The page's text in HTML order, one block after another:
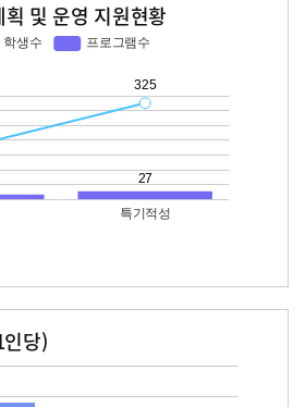
및 운영 지원현황
당)